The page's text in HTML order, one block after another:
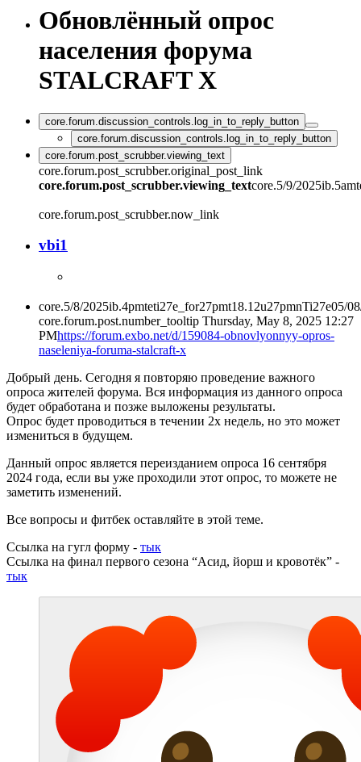
Обновлённый опрос
населения форума
STALCRAFT X
core.forum.discussion_controls.log_in_to_reply_button
core.forum.discussion_controls.log_in_to_reply_button
core.forum.post_scrubber.viewing_text
core.forum.post_scrubber.original_post_link
core.forum.post_scrubber.viewing_textcore.5/9/
core.forum.post_scrubber.now_link
vbi1
core.5/8/2025ib.4pmteti27e_for27pmt18.12u27pmnTi27e05/
core.forum.post.number_tooltip Thursday, May 8, 2025 12:27
PMhttps://forum.exbo.net/d/159084-obnovlyonnyy-opros-
naseleniya-foruma-stalcraft-x
Добрый день. Сегодня я повторяю проведение важного
опроса жителей форума. Вся информация из данного опроса
будет обработана и позже выложены результаты.
Опрос будет проводиться в течении 2х недель, но это может
измениться в будущем.
Данный опрос является переизданием опроса 16 сентября
2024 года, если вы уже проходили этот опрос, то можете не
заметить изменений.
Все вопросы и фитбек оставляйте в этой теме.
Ссылка на гугл форму - тык
Ссылка на финал первого сезона “Асид, йорш и кровотёк” -
тык